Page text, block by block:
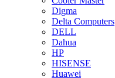
Digma
Delta Computers
DELL
Dahua
HP
HISENSE
Huawei